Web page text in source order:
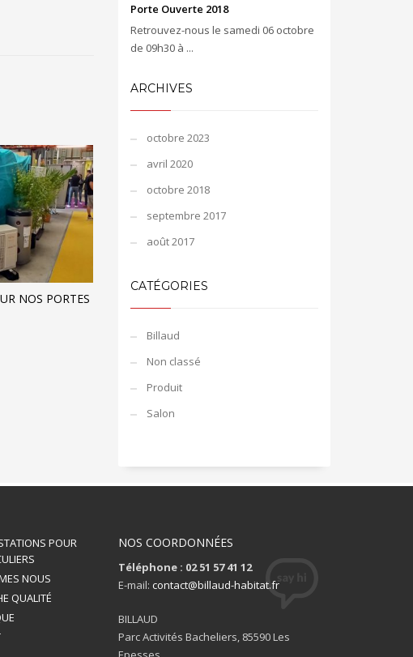
NOS PORTES
Porte Ouverte 2018
Retrouvez-nous le samedi 06 octobre
de 09h30 à ...
ARCHIVES
octobre 2023
avril 2020
octobre 2018
septembre 2017
août 2017
CATÉGORIES
Billaud
Non classé
Produit
Salon
POUR
NOUS
QUALITÉ
NOS COORDONNÉES
Téléphone : 02 51 57 41 12
E-mail: contact@billaud-habitat.fr
BILLAUD
Parc Activités Bacheliers, 85590 Les